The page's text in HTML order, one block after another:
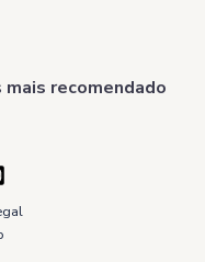
mais recomendado